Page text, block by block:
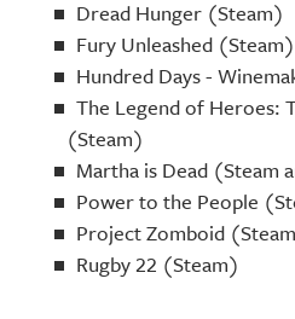
Dread Hunger (Steam)
Fury Unleashed (Steam)
Hundred Days -
The Legend of Heroes:
(Steam)
Martha is Dead (Steam
Power to the People
Project Zomboid
Rugby 22 (Steam)